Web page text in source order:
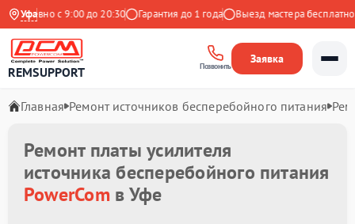
Уфа с 9:00 до 20:30 Гарантия до 1 года Выезд мастера бесплатно
REMSUPPORT Позвонить
Заявка
Главная Ремонт источников бесперебойного питания
Ремонт платы усилителя
источника бесперебойного питания
PowerComв Уфе